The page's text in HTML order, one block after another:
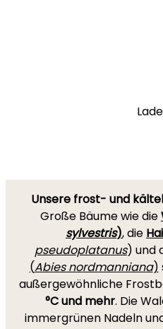
Unsere frost- und
Große Bäume wie die
sylvestris), die
pseudoplatanus) und
(Abies nordmanniana)
außergewöhnliche
°C und mehr. Die
immergrünen Nadeln